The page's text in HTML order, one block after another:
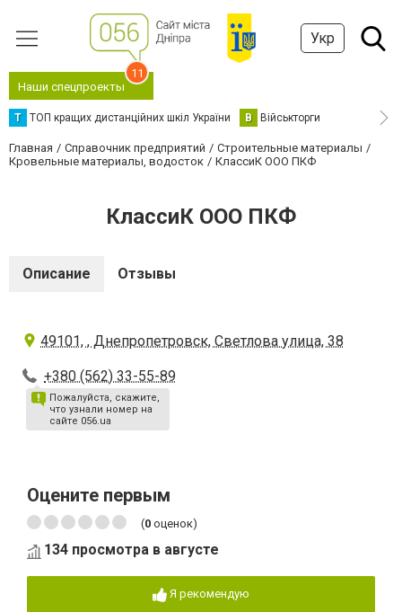
Укр
Наши спецпроекты
11
Т ТОП кращих дистанційних шкіл України В Військторги
Главная Справочник предприятий
Строительные материалы
Кровельные материалы, водосток
КлассиК ООО ПКФ
КлассиК ООО ПКФ
Описание Отзывы
49101, , Днепропетровск, Светлова улица, 38
+380 (562) 33-55-89
Пожалуйста, скажите,
что узнали номер на
сайте 056.ua
Оцените первым
(0 оценок)
134 просмотра в августе
Я рекомендую